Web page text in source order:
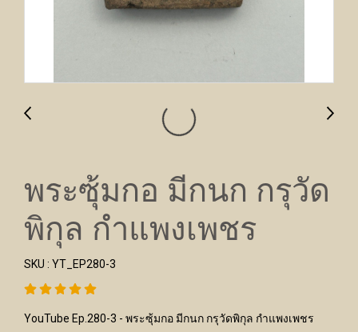
พระซุ้มกอ มีกนก กรุวัด
พิกุล กำแพงเพชร
SKU : YT_EP280-3
YouTube Ep.280-3 - พระซุ้มกอ มีกนก กรุวัดพิกุล กำแพงเพชร